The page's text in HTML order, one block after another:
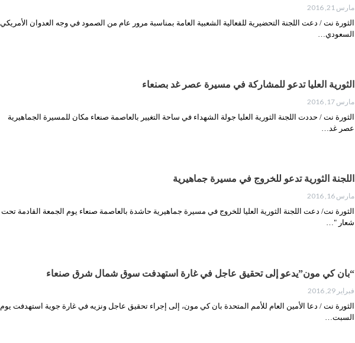
مارس 21, 2016
الثورة نت / دعت اللجنة التحضيرية للفعالية الشعبية العامة بمناسبة مرور عام من الصمود في وجه العدوان الأمريكي
السعودي…
الثورية العليا تدعو للمشاركة في مسيرة عصر غد بصنعاء
مارس 17, 2016
الثورة نت / حددت اللجنة الثورية العليا جولة الشهداء في ساحة التغيير بالعاصمة صنعاء مكان للمسيرة الجماهيرية
عصر غد…
اللجنة الثورية تدعو للخروج في مسيرة جماهيرية
مارس 16, 2016
الثورة نت/ دعت اللجنة الثورية العليا للخروج في مسيرة جماهيرية حاشدة بالعاصمة صنعاء يوم الجمعة القادمة تحت
شعار "…
“بان كي مون”يدعو إلى تحقيق عاجل في غارة استهدفت سوق شمال شرق صنعاء
فبراير 29, 2016
الثورة نت / دعا الأمين العام للأمم المتحدة بان كي مون، إلى إجراء تحقيق عاجل ونزيه في غارة جوية استهدفت يوم
السبت…